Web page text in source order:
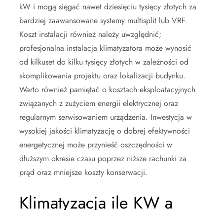
kW i mogą sięgać nawet dziesięciu tysięcy złotych za
bardziej zaawansowane systemy multisplit lub VRF.
Koszt instalacji również należy uwzględnić;
profesjonalna instalacja klimatyzatora może wynosić
od kilkuset do kilku tysięcy złotych w zależności od
skomplikowania projektu oraz lokalizacji budynku.
Warto również pamiętać o kosztach eksploatacyjnych
związanych z zużyciem energii elektrycznej oraz
regularnym serwisowaniem urządzenia. Inwestycja w
wysokiej jakości klimatyzację o dobrej efektywności
energetycznej może przynieść oszczędności w
dłuższym okresie czasu poprzez niższe rachunki za
prąd oraz mniejsze koszty konserwacji.
Klimatyzacja ile KW a